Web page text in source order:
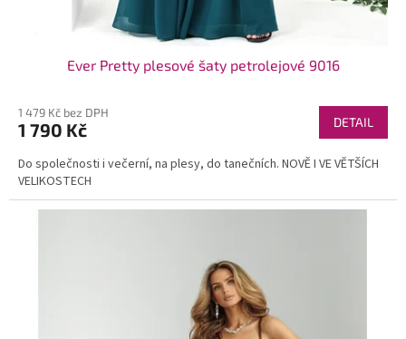
Ever Pretty plesové šaty petrolejové 9016
1 479 Kč bez DPH
1 790 Kč DETAIL
Do společnosti i večerní, na plesy, do tanečních. NOVĚ I VE VĚTŠÍCH
VELIKOSTECH